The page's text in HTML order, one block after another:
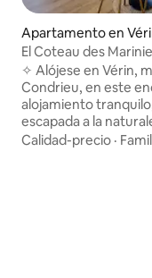
Apartamento en
El Coteau des
✧ Alójese en Vérin,
Condrieu, en este
alojamiento
escapada a la
profesional o en
Calidad-precio ·